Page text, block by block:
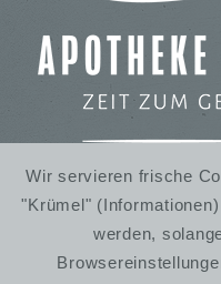
IMBISS IM
WINTERRUHE
Wir servieren frische
"Krümel"
werden,